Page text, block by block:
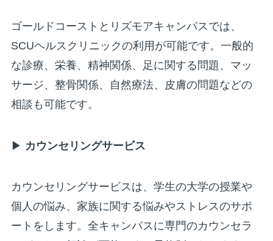
ゴールドコーストとリズモアキャンパスでは、
SCUヘルスクリニックの利用が可能です。一般的
な診療、栄養、精神関係、足に関する問題、マッ
サージ、整骨関係、自然療法、皮膚の問題などの
相談も可能です。
▶ カウンセリングサービス
カウンセリングサービスは、学生の大学の授業や
個人の悩み、家族に関する悩みやストレスのサポ
ートをします。全キャンパスに専門のカウンセラ